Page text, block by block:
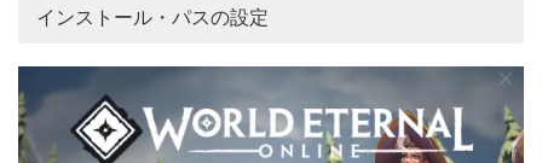
インストール・パスの設定